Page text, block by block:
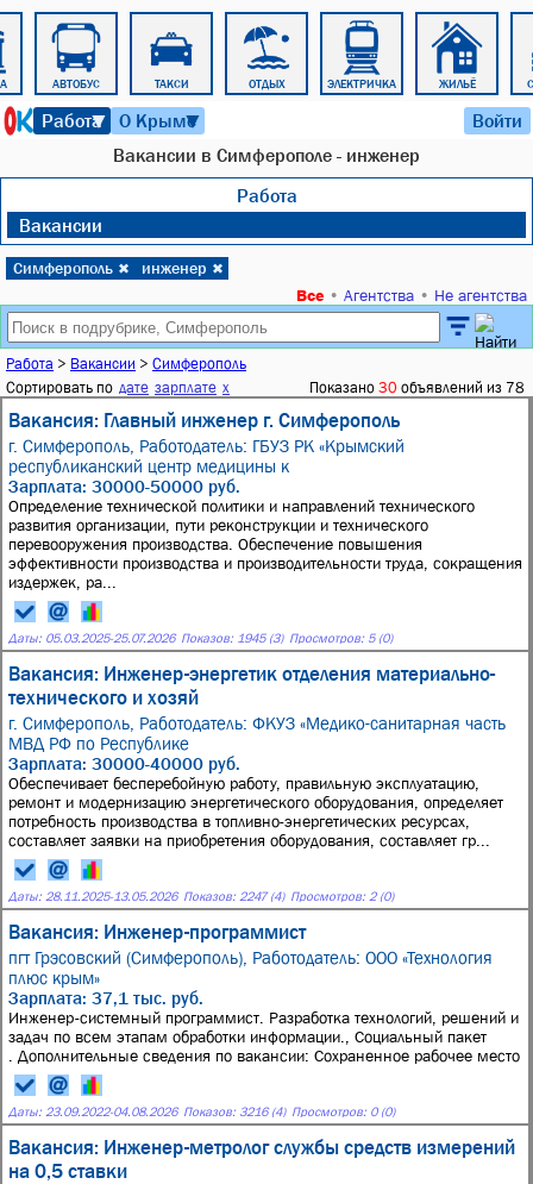
АВТОБУС ТАКСИ ОТДЫХ ЭЛЕКТРИЧКА ЖИЛЬЁ
Работа
▼ О Крыме
▼ Войти
Вакансии в Симферополе - инженер
Работа
Вакансии
Симферополь ✖ инженер ✖
Все • Агентства • Не агентства
Работа > Вакансии > Симферополь
Сортировать по дате зарплате x Показано 30 объявлений из 78
Вакансия: Главный инженер г. Симферополь
г. Симферополь, Работодатель: ГБУЗ РК «Крымский
республиканский центр медицины к
Зарплата: 30000-50000 руб.
Определение технической политики и направлений технического
развития организации, пути реконструкции и технического
перевооружения производства. Обеспечение повышения
эффективности производства и производительности труда, сокращения
издержек, ра...
Даты: 05.03.2025-25.07.2026 Показов: 1945 (3) Просмотров: 5 (0)
Вакансия: Инженер-энергетик отделения материально-
технического и хозяй
г. Симферополь, Работодатель: ФКУЗ «Медико-санитарная часть
МВД РФ по Республике
Зарплата: 30000-40000 руб.
Обеспечивает бесперебойную работу, правильную эксплуатацию,
ремонт и модернизацию энергетического оборудования, определяет
потребность производства в топливно-энергетических ресурсах,
составляет заявки на приобретения оборудования, составляет гр...
Даты: 28.11.2025-13.05.2026 Показов: 2247 (4) Просмотров: 2 (0)
Вакансия: Инженер-программист
пгт Грэсовский (Симферополь), Работодатель: ООО «Технология
плюс крым»
Зарплата: 37,1 тыс. руб.
Инженер-системный программист. Разработка технологий, решений и
задач по всем этапам обработки информации., Социальный пакет
. Дополнительные сведения по вакансии: Сохраненное рабочее место
Даты: 23.09.2022-04.08.2026 Показов: 3216 (4) Просмотров: 0 (0)
Вакансия: Инженер-метролог службы средств измерений
на 0,5 ставки